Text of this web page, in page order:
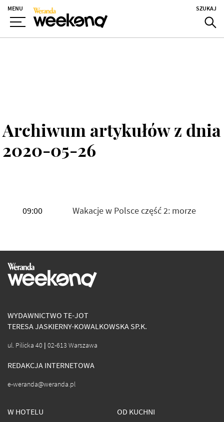
MENU SZUKAJ
Archiwum artykułów z dnia
2020-05-26
09:00 Wakacje w Polsce część 2: morze
WYDAWNICTWO TE-JOT
TERESA JASKIERNY-KOWALKOWSKA SP.K.
ul. Pilicka 40 | 02-613 Warszawa
REDAKCJA INTERNETOWA
e-weranda@weranda.pl
W HOTELU OD KUCHNI